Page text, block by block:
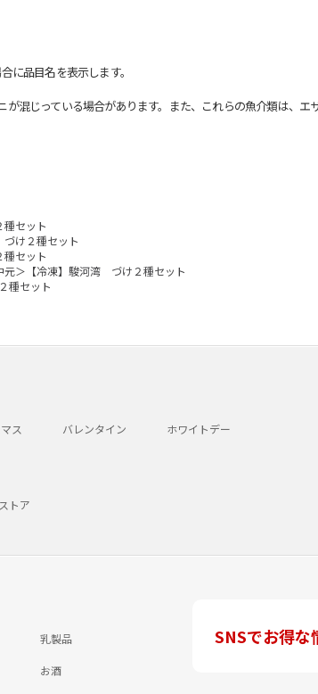
に品目名を表示します。
じっている場合があります。また、これらの魚介類は、エ
セット
け２種セット
セット
元＞【冷凍】駿河湾 づけ２種セット
種セット
ス バレンタイン ホワイトデー
トア
乳製品
お酒
SNSでお得な